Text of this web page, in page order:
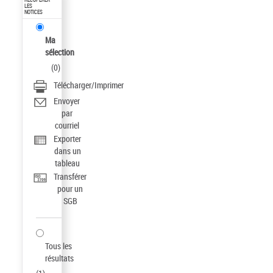
LES
NOTICES
Ma
sélection
(0)
Télécharger/Imprimer
Envoyer
par
courriel
Exporter
dans un
tableau
Transférer
pour un
SGB
Tous les
résultats